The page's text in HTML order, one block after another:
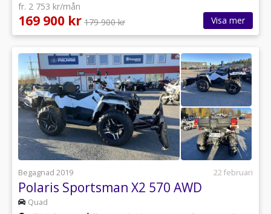
fr. 2 753 kr/mån
169 900 kr 179 900 kr Visa mer
Begagnad 2019 22 februari
Polaris Sportsman X2 570 AWD
Quad